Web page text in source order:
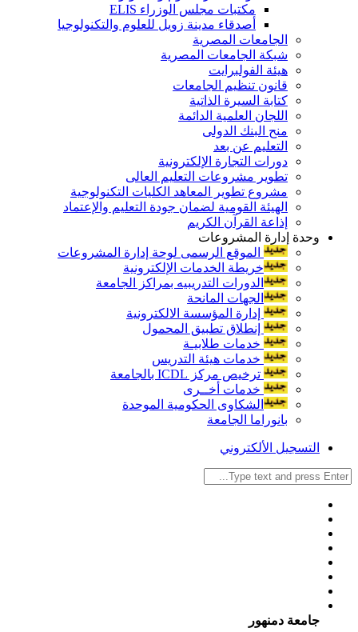
مكتبات مجلس الوزراء ELIS
أصدقاء مدينة زويل للعلوم والتكنولوجيا
الجامعات المصرية
شبكة الجامعات المصرية
هيئة الفولبرايت
قانون تنظيم الجامعات
كتابة السيرة الذاتية
اللجان العلمية الدائمة
منح البنك الدولى
التعليم عن بعد
دورات التجارة الإلكترونية
تطوير مشروعات التعليم العالى
مشروع تطوير المعاهد الكليات التكنولوجية
الهيئة القومية لضمان جودة التعليم والإعتماد
إذاعة القرآن الكريم
وحدة إدارة المشروعات
الموقع الرسمى لوحة إدارة المشروعات
خريطة الخدمات الإلكترونية
الدورات التدريبيه بمراكز الجامعة
الجهات المانحة
إدارة المؤسسة الالكترونية
إنطلاق تطبيق المحمول
خدمات طلابيـة
خدمات هيئة التدريس
ترخيص مركز ICDL بالجامعة
خدمات أخــرى
الشكاوى الحكومية الموحدة
بانوراما الجامعة
التسجيل الألكتروني
جامعة دمنهور